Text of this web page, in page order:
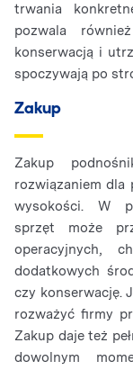
trwania
pozwala
konserwacją i
spoczywają po
Zakup
Zakup
rozwiązaniem dla
wysokości. W
sprzęt może
operacyjnych,
dodatkowych
czy konserwację.
rozważyć firmy
Zakup daje też
dowolnym